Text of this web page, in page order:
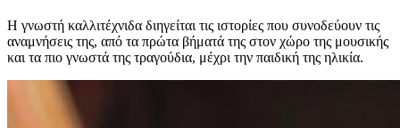
Η γνωστή καλλιτέχνιδα διηγείται τις ιστορίες που συνοδεύουν τις
αναμνήσεις της, από τα πρώτα βήματά της στον χώρο της μουσικής
και τα πιο γνωστά της τραγούδια, μέχρι την παιδική της ηλικία.